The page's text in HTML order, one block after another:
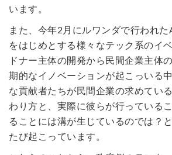
います。
また、今年2月にルワンダで行われ
をはじめとする様々なテック系のイ
ドナー主体の開発から民間企業主体
期的なイノベーションが起こっいる
な貢献者たちが民間企業の求めてい
わり方と、実際に彼らが行っている
ることには溝が生じているのでは？
たび起こっています。